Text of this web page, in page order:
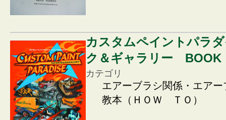
カスタムペイントパラ
ク＆ギャラリー BOOK
カテゴリ
エアーブラシ関係・エア
教本（ＨＯＷ ＴＯ）